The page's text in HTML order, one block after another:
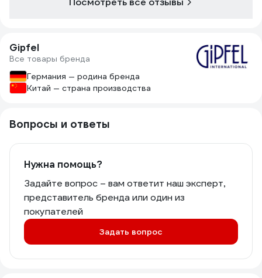
Gipfel
Все товары бренда
Германия — родина бренда
Китай — страна производства
Вопросы и ответы
Нужна помощь?
Задайте вопрос – вам ответит наш эксперт,
представитель бренда или один из
покупателей
Задать вопрос